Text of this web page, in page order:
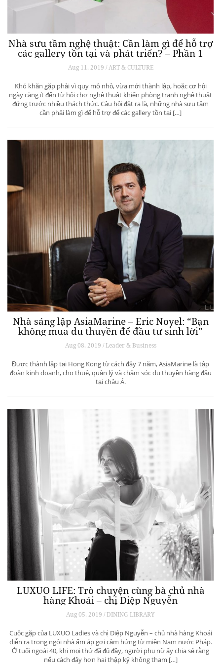
Nhà sưu tầm nghệ thuật: Cần làm gì để hỗ trợ
các gallery tồn tại và phát triển? – Phần 1
Aug 11, 2019 / ART & CULTURE
Khó khăn gặp phải vì quy mô nhỏ, vừa mới thành lập, hoặc cơ hội
ngày càng ít đến từ hội chợ nghệ thuật khiến phòng tranh nghệ thuật
đứng trước nhiều thách thức. Câu hỏi đặt ra là, những nhà sưu tầm
cần phải làm gì để hỗ trợ để các gallery tồn tại […]
Nhà sáng lập AsiaMarine – Eric Noyel: “Bạn
không mua du thuyền để đầu tư sinh lời”
Aug 08, 2019 / Leader & Business
Được thành lập tại Hong Kong từ cách đây 7 năm, AsiaMarine là tập
đoàn kinh doanh, cho thuê, quản lý và chăm sóc du thuyền hàng đầu
tại châu Á.
LUXUO LIFE: Trò chuyện cùng bà chủ nhà
hàng Khoái – chị Diệp Nguyễn
Aug 05, 2019 / DINING LIBRARY
Cuộc gặp của LUXUO Ladies và chị Diệp Nguyễn – chủ nhà hàng Khoái
diễn ra trong ngôi nhà ấm áp gợi cảm hứng từ miền Nam nước Pháp.
Ở tuổi ngoài 40, khi mọi thứ đã đủ đầy, người phụ nữ ấy chia sẻ rằng
nếu cách đây hơn hai thập kỷ không tham […]